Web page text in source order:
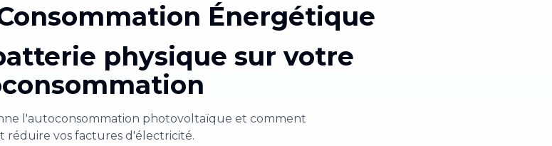
Énergétique
physique sur votre
l'autoconsommation photovoltaïque et comment
réduire vos factures d'électricité.